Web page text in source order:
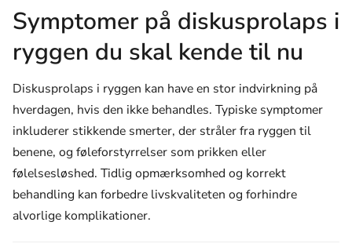
Symptomer på diskusprolaps i
ryggen du skal kende til nu
Diskusprolaps i ryggen kan have en stor indvirkning på
hverdagen, hvis den ikke behandles. Typiske symptomer
inkluderer stikkende smerter, der stråler fra ryggen til
benene, og føleforstyrrelser som prikken eller
følelsesløshed. Tidlig opmærksomhed og korrekt
behandling kan forbedre livskvaliteten og forhindre
alvorlige komplikationer.